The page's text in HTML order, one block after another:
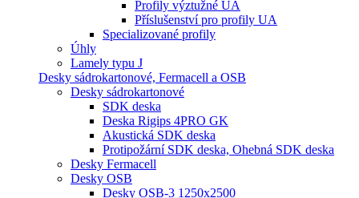
Profily výztužné UA
Příslušenství pro profily UA
Specializované profily
Úhly
Lamely typu J
Desky sádrokartonové, Fermacell a OSB
Desky sádrokartonové
SDK deska
Deska Rigips 4PRO GK
Akustická SDK deska
Protipožární SDK deska, Ohebná SDK deska
Desky Fermacell
Desky OSB
Desky OSB-3 1250x2500